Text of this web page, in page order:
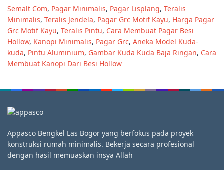
Semalt Com, Pagar Minimalis, Pagar Lisplang, Teralis
Minimalis, Teralis Jendela, Pagar Grc Motif Kayu, Harga Pagar
Grc Motif Kayu, Teralis Pintu, Cara Membuat Pagar Besi
Hollow, Kanopi Minimalis, Pagar Grc, Aneka Model Kuda-
kuda, Pintu Aluminium, Gambar Kuda Kuda Baja Ringan, Cara
Membuat Kanopi Dari Besi Hollow
Appasco Bengkel Las Bogor yang berfokus pada proyek
konstruksi rumah minimalis. Bekerja secara profesional
dengan hasil memuaskan insya Allah